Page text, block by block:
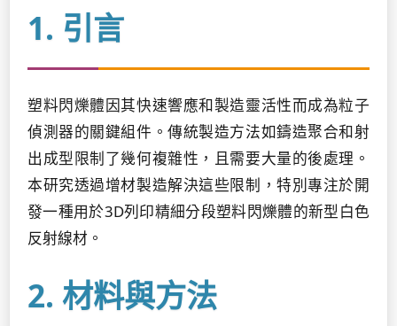
1. 引言
塑料閃爍體因其快速響應和製造靈活性而成為粒子
偵測器的關鍵組件。傳統製造方法如鑄造聚合和射
出成型限制了幾何複雜性，且需要大量的後處理。
本研究透過增材製造解決這些限制，特別專注於開
發一種用於3D列印精細分段塑料閃爍體的新型白色
反射線材。
2. 材料與方法